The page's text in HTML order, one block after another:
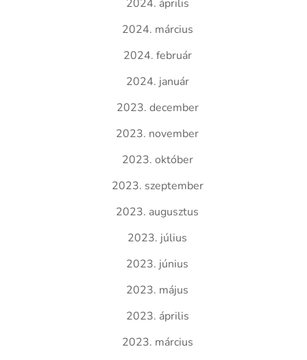
2024. április
2024. március
2024. február
2024. január
2023. december
2023. november
2023. október
2023. szeptember
2023. augusztus
2023. július
2023. június
2023. május
2023. április
2023. március